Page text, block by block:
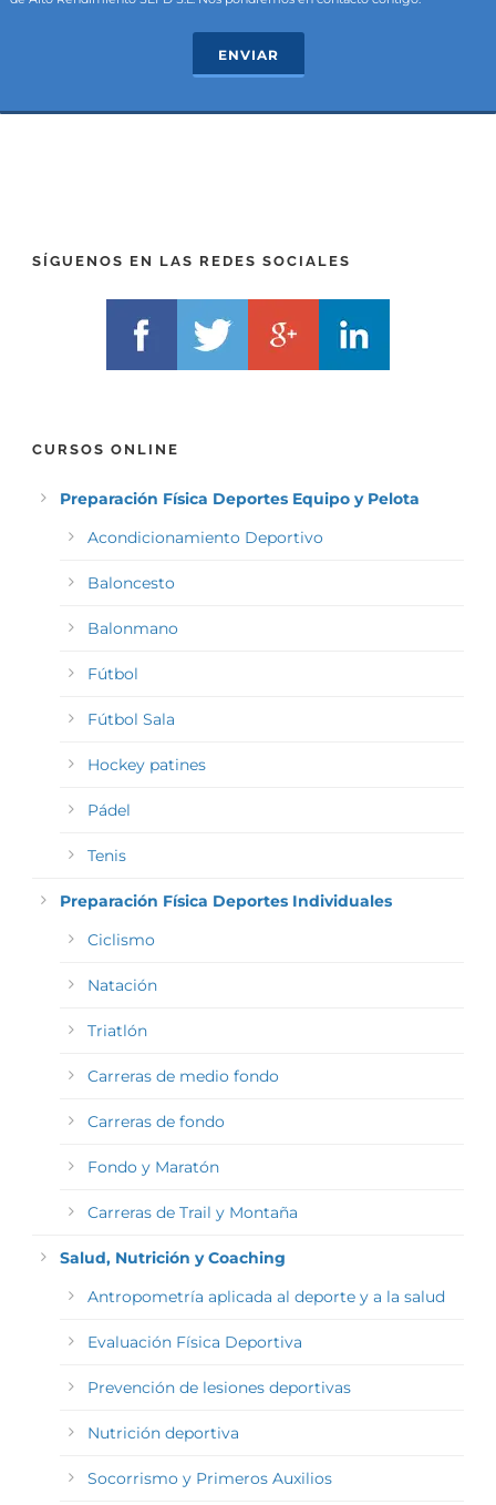
ENVIAR
SÍGUENOS EN LAS REDES SOCIALES
CURSOS ONLINE
Preparación Física Deportes Equipo y Pelota
Acondicionamiento Deportivo
Baloncesto
Balonmano
Fútbol
Fútbol Sala
Hockey patines
Pádel
Tenis
Preparación Física Deportes Individuales
Ciclismo
Natación
Triatlón
Carreras de medio fondo
Carreras de fondo
Fondo y Maratón
Carreras de Trail y Montaña
Salud, Nutrición y Coaching
Antropometría aplicada al deporte y a la salud
Evaluación Física Deportiva
Prevención de lesiones deportivas
Nutrición deportiva
Socorrismo y Primeros Auxilios